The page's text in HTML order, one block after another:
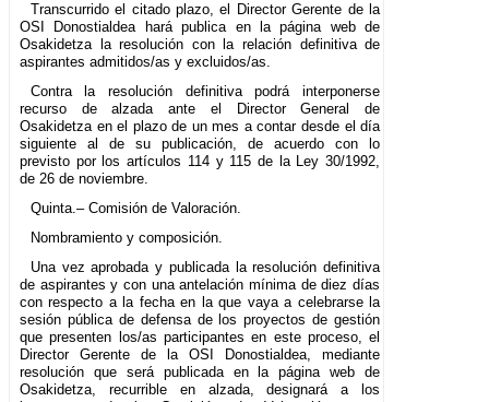
Transcurrido el citado plazo, el Director Gerente de la
OSI Donostialdea hará publica en la página web de
Osakidetza la resolución con la relación definitiva de
aspirantes admitidos/as y excluidos/as.
Contra la resolución definitiva podrá interponerse
recurso de alzada ante el Director General de
Osakidetza en el plazo de un mes a contar desde el día
siguiente al de su publicación, de acuerdo con lo
previsto por los artículos 114 y 115 de la Ley 30/1992,
de 26 de noviembre.
Quinta.– Comisión de Valoración.
Nombramiento y composición.
Una vez aprobada y publicada la resolución definitiva
de aspirantes y con una antelación mínima de diez días
con respecto a la fecha en la que vaya a celebrarse la
sesión pública de defensa de los proyectos de gestión
que presenten los/as participantes en este proceso, el
Director Gerente de la OSI Donostialdea, mediante
resolución que será publicada en la página web de
Osakidetza, recurrible en alzada, designará a los